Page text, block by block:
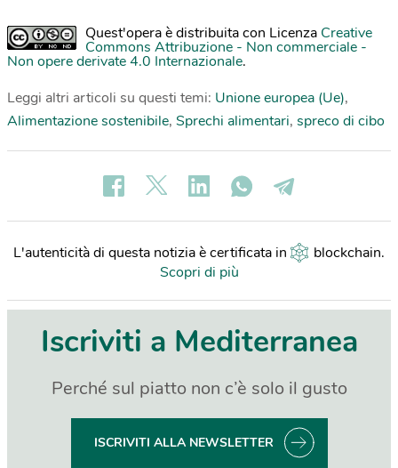
Quest'opera è distribuita con Licenza Creative
Commons Attribuzione - Non commerciale -
Non opere derivate 4.0 Internazionale.
Leggi altri articoli su questi temi: Unione europea (Ue),
Alimentazione sostenibile, Sprechi alimentari, spreco di cibo
L'autenticità di questa notizia è certificata in blockchain.
Scopri di più
Iscriviti a Mediterranea
Perché sul piatto non c’è solo il gusto
ISCRIVITI ALLA NEWSLETTER